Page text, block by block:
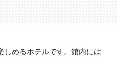
しめるホテルです。館内には